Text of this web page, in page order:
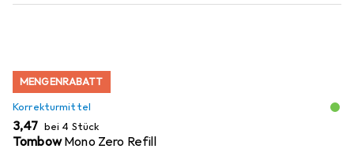
MENGENRABATT
Korrekturmittel
EUR
3,47 bei 4 Stück
Tombow Mono Zero Refill